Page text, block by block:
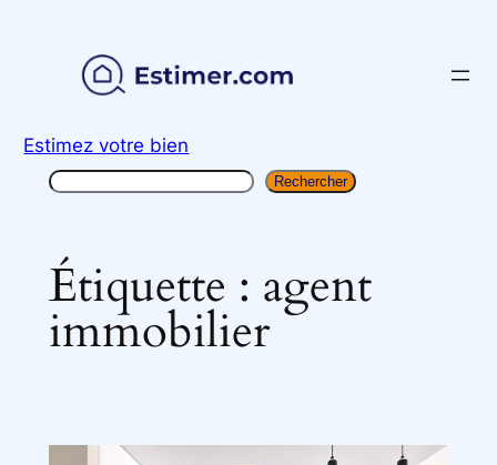
Estimez votre bien
Rechercher
Rechercher
Étiquette : agent
immobilier